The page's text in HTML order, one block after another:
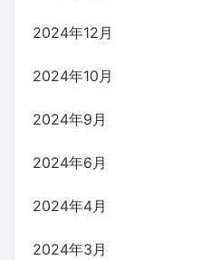
2024年12月
2024年10月
2024年9月
2024年6月
2024年4月
2024年3月